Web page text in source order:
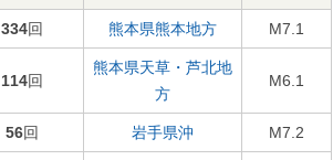
334回 熊本県熊本地方 M7.1
114回
熊本県天草・芦北地
方
M6.1
56回 岩手県沖 M7.2